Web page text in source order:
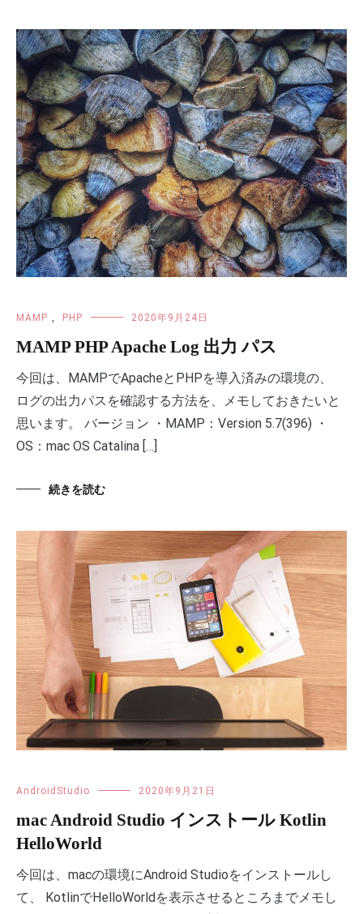
MAMP PHP 2020年9月24日
MAMP PHP Apache Log 出力 パス
今回は、MAMPでApacheとPHPを導入済みの環境の、
ログの出力パスを確認する方法を、メモしておきたいと
思います。 バージョン ・MAMP：Version 5.7(396) ・
OS：mac OS Catalina […]
続きを読む
AndroidStudio 2020年9月21日
mac Android Studio インストール Kotlin
HelloWorld
今回は、macの環境にAndroid Studioをインストールし
て、 KotlinでHelloWorldを表示させるところまでメモし